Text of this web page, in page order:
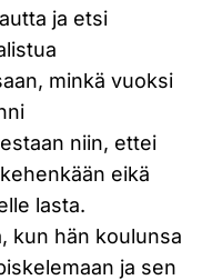
ja etsi
minkä vuoksi
niin, ettei
eikä
lasta.
kun hän koulunsa
ja sen